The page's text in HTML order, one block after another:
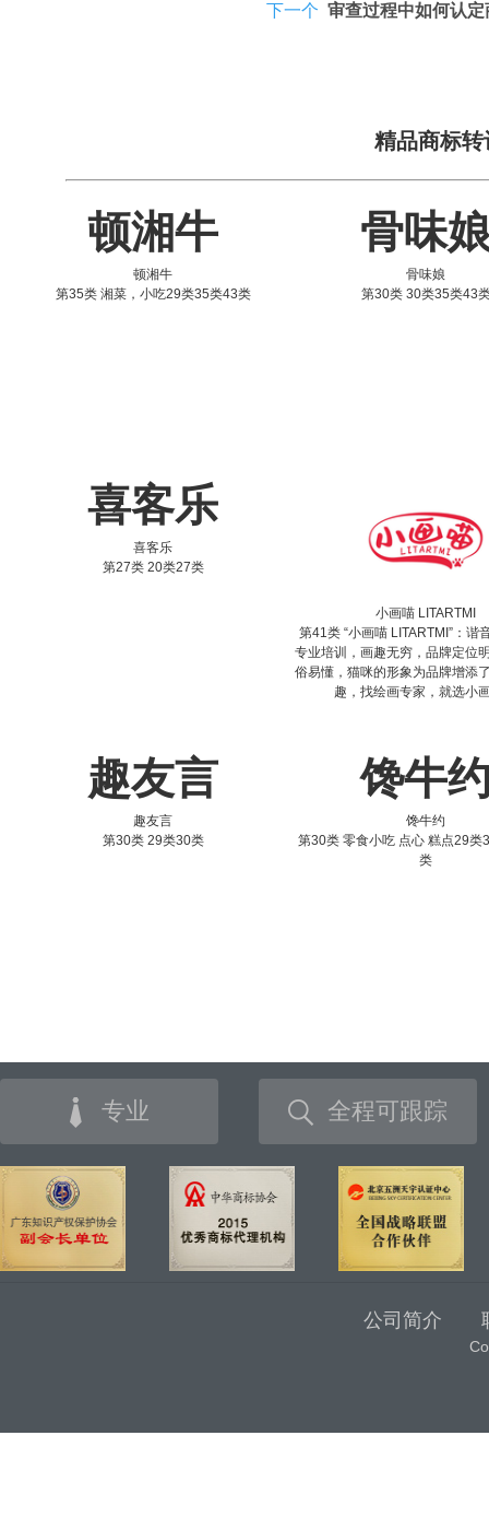
下一个 审查过程中如何认
精品商标转
顿湘牛
顿湘牛
第35类 湘菜，小吃29类35类43类
骨味
骨味娘
第30类 30类35类43
喜客乐
喜客乐
第27类 20类27类
小画喵 LITARTMI
第41类 “小画喵 LITARTMI”：谐
专业培训，画趣无穷，品牌定位
俗易懂，猫咪的形象为品牌增添
趣，找绘画专家，就选小
趣友言
趣友言
第30类 29类30类
馋牛
馋牛约
第30类 零食小吃 点心 糕点29类
类
专业 全程可跟踪
公司简介